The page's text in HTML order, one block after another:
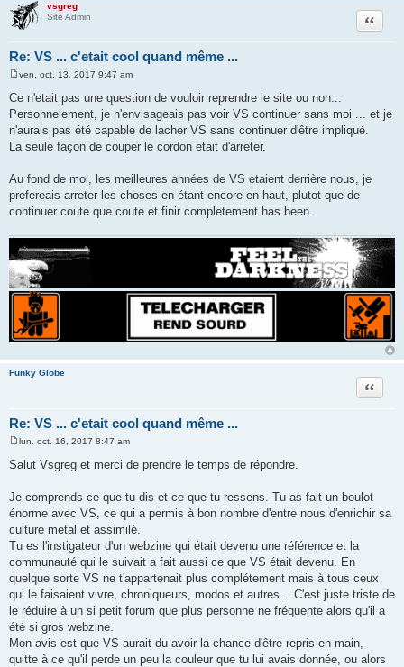
vsgreg
Site Admin
Re: VS ... c'etait cool quand même ...
Citer
s
s
g
e
ven. oct. 13, 2017 9:47 am
Ce n'etait pas une question de vouloir reprendre le site ou non...
Personnelement, je n'envisageais pas voir VS continuer sans moi ... et je
n'aurais pas été capable de lacher VS sans continuer d'être impliqué.
La seule façon de couper le cordon etait d'arreter.
Au fond de moi, les meilleures années de VS etaient derrière nous, je
prefereais arreter les choses en étant encore en haut, plutot que de
continuer coute que coute et finir completement has been.
Funky Globe
Re: VS ... c'etait cool quand même ...
Citer
e
s
g
e
lun. oct. 16, 2017 8:47 am
Salut Vsgreg et merci de prendre le temps de répondre.
Je comprends ce que tu dis et ce que tu ressens. Tu as fait un boulot
énorme avec VS, ce qui a permis à bon nombre d'entre nous d'enrichir sa
culture metal et assimilé.
Tu es l'instigateur d'un webzine qui était devenu une référence et la
communauté qui le suivait a fait aussi ce que VS était devenu. En
quelque sorte VS ne t'appartenait plus complétement mais à tous ceux
qui le faisaient vivre, chroniqueurs, modos et autres... C'est juste triste de
le réduire à un si petit forum que plus personne ne fréquente alors qu'il a
été si gros webzine.
Mon avis est que VS aurait du avoir la chance d'être repris en main,
quitte à ce qu'il perde un peu la couleur que tu lui avais donnée, ou alors